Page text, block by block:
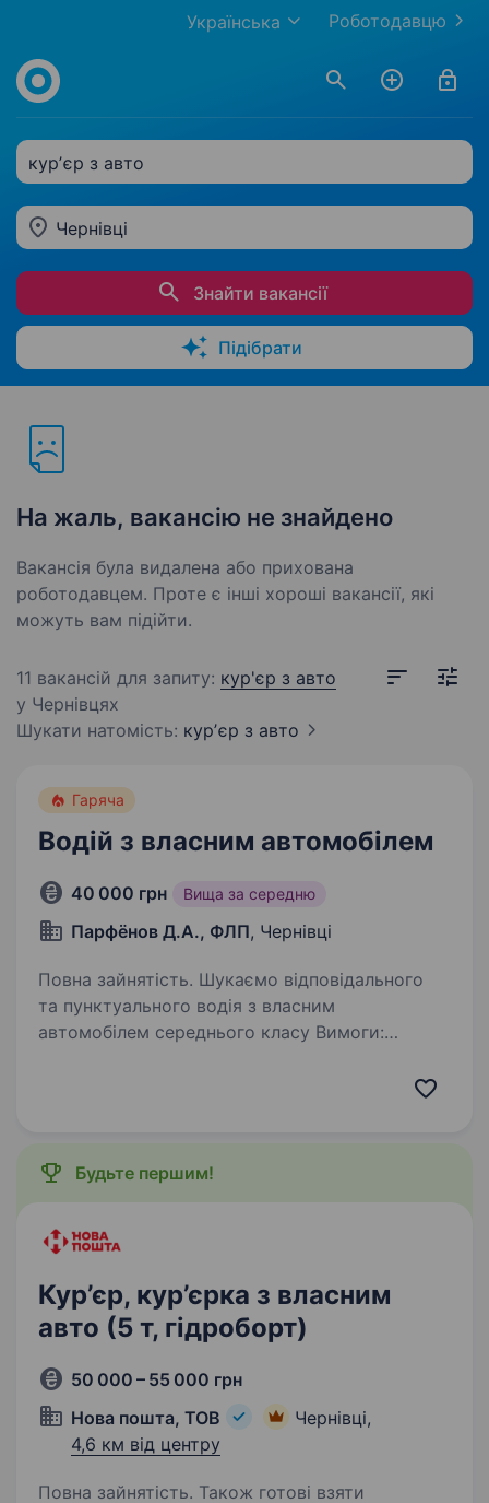
Роботодавцю
Українська
курʼєр з авто
Чернівці
Знайти вакансії
Підібрати
На жаль, вакансію не знайдено
Вакансія була видалена або прихована
роботодавцем. Проте є інші хороші вакансії, які
можуть вам підійти.
11 вакансій для запиту: кур'єр з авто
у Чернівцях
Шукати натомість: курʼєр з авто
Гаряча
Водій з власним автомобілем
40 000 грн Вища за середню
Парфёнов Д.А., ФЛП, Чернівці
Повна зайнятість. Шукаємо відповідального
та пунктуального водія з власним
автомобілем середнього класу Вимоги:
Будьте першим!
Кур’єр, кур’єрка з власним
авто (5 т, гідроборт)
50 000 – 55 000 грн
Нова пошта, ТОВ
Чернівці,
4,6 км від центру
Повна зайнятість. Також готові взяти